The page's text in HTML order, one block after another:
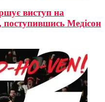
виступ на
Медісон